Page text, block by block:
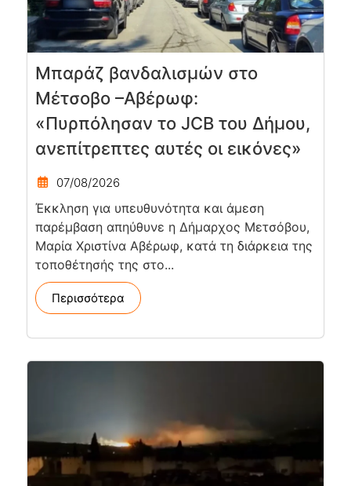
Μπαράζ βανδαλισμών στο
Μέτσοβο –Αβέρωφ:
«Πυρπόλησαν το JCB του Δήμου,
ανεπίτρεπτες αυτές οι εικόνες»
07/08/2026
Έκκληση για υπευθυνότητα και άμεση
παρέμβαση απηύθυνε η Δήμαρχος Μετσόβου,
Μαρία Χριστίνα Αβέρωφ, κατά τη διάρκεια της
τοποθέτησής της στο...
Περισσότερα